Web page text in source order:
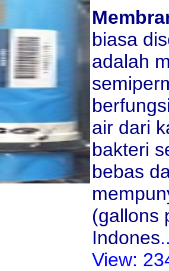
biasa
adalah
air dari
bakteri
bebas
(gallons
Indones
View: